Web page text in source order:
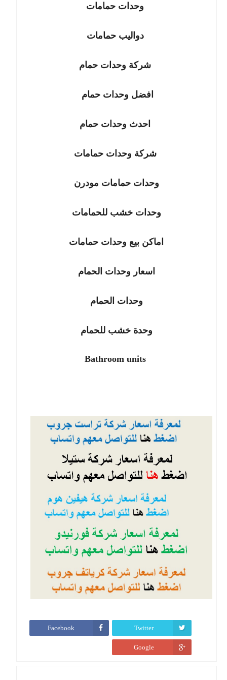
وحدات حمامات
دواليب حمامات
شركة وحدات حمام
افضل وحدات حمام
احدث وحدات حمام
شركة وحدات حمامات
وحدات حمامات مودرن
وحدات خشب للحمامات
اماكن بيع وحدات حمامات
اسعار وحدات الحمام
وحدات الحمام
وحدة خشب للحمام
Bathroom units
Twitter
Facebook
Google